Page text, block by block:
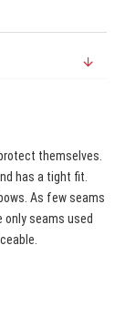
themselves.
has a tight fit.
As few seams
only seams used